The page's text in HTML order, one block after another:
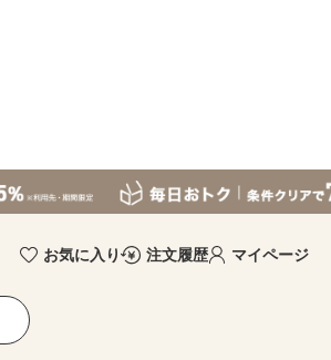
お気に入り 注文履歴 マイページ